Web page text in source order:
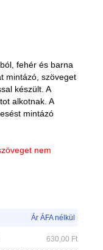
fehér és barna
mintázó, szöveget
készült. A
alkotnak. A
mintázó
nem
Ár ÁFA nélkül
630,00 Ft